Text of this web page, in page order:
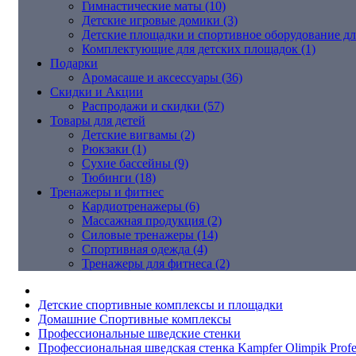
Гимнастические маты (10)
Детские игровые домики (3)
Детские площадки и спортивное оборудование
Комплектующие для детских площадок (1)
Подарки
Аромасаше и аксессуары (36)
Скидки и Акции
Распродажи и скидки (57)
Товары для детей
Детские вигвамы (2)
Рюкзаки (1)
Сухие бассейны (9)
Тюбинги (18)
Тренажеры и фитнес
Кардиотренажеры (6)
Массажная продукция (2)
Силовые тренажеры (14)
Спортивная одежда (4)
Тренажеры для фитнеса (2)
Детские спортивные комплексы и площадки
Домашние Спортивные комплексы
Профессиональные шведские стенки
Профессиональная шведская стенка Kampfer Olimpik